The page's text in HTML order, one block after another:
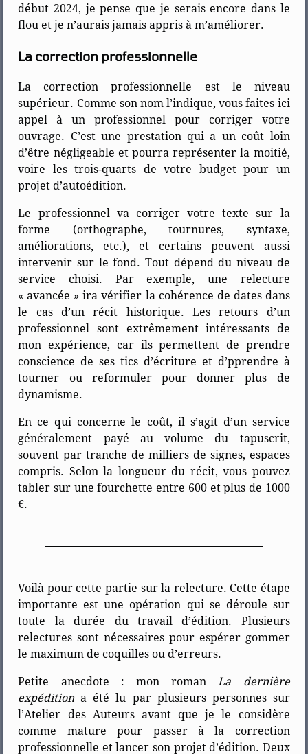
début 2024, je pense que je serais encore dans le
flou et je n’aurais jamais appris à m’améliorer.
La correction professionnelle
La correction professionnelle est le niveau
supérieur. Comme son nom l’indique, vous faites ici
appel à un professionnel pour corriger votre
ouvrage. C’est une prestation qui a un coût loin
d’être négligeable et pourra représenter la moitié,
voire les trois-quarts de votre budget pour un
projet d’autoédition.
Le professionnel va corriger votre texte sur la
forme (orthographe, tournures, syntaxe,
améliorations, etc.), et certains peuvent aussi
intervenir sur le fond. Tout dépend du niveau de
service choisi. Par exemple, une relecture
« avancée » ira vérifier la cohérence de dates dans
le cas d’un récit historique. Les retours d’un
professionnel sont extrêmement intéressants de
mon expérience, car ils permettent de prendre
conscience de ses tics d’écriture et d’pprendre à
tourner ou reformuler pour donner plus de
dynamisme.
En ce qui concerne le coût, il s’agit d’un service
généralement payé au volume du tapuscrit,
souvent par tranche de milliers de signes, espaces
compris. Selon la longueur du récit, vous pouvez
tabler sur une fourchette entre 600 et plus de 1000
€.
Voilà pour cette partie sur la relecture. Cette étape
importante est une opération qui se déroule sur
toute la durée du travail d’édition. Plusieurs
relectures sont nécessaires pour espérer gommer
le maximum de coquilles ou d’erreurs.
Petite anecdote : mon romanLa dernière
expéditiona été lu par plusieurs personnes sur
l’Atelier des Auteurs avant que je le considère
comme mature pour passer à la correction
professionnelle et lancer son projet d’édition. Deux